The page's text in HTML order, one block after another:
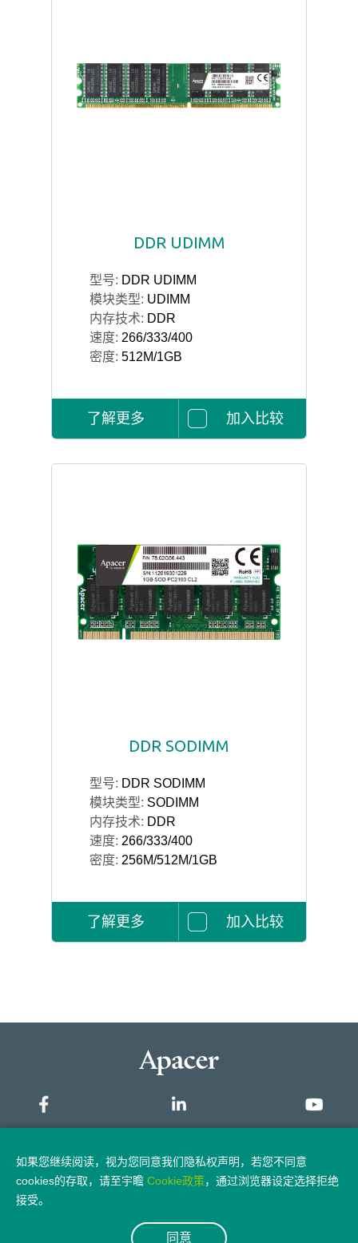
DDR UDIMM
型号: DDR UDIMM
模块类型: UDIMM
内存技术: DDR
速度: 266/333/400
密度: 512M/1GB
了解更多 加入比较
DDR SODIMM
型号: DDR SODIMM
模块类型: SODIMM
内存技术: DDR
速度: 266/333/400
密度: 256M/512M/1GB
了解更多 加入比较
网站地图
如果您继续阅读，视为您同意我们隐私权声明，若您不同意
cookies的存取，请至宇瞻 Cookie政策，通过浏览器设定选择拒绝
接受。
同意